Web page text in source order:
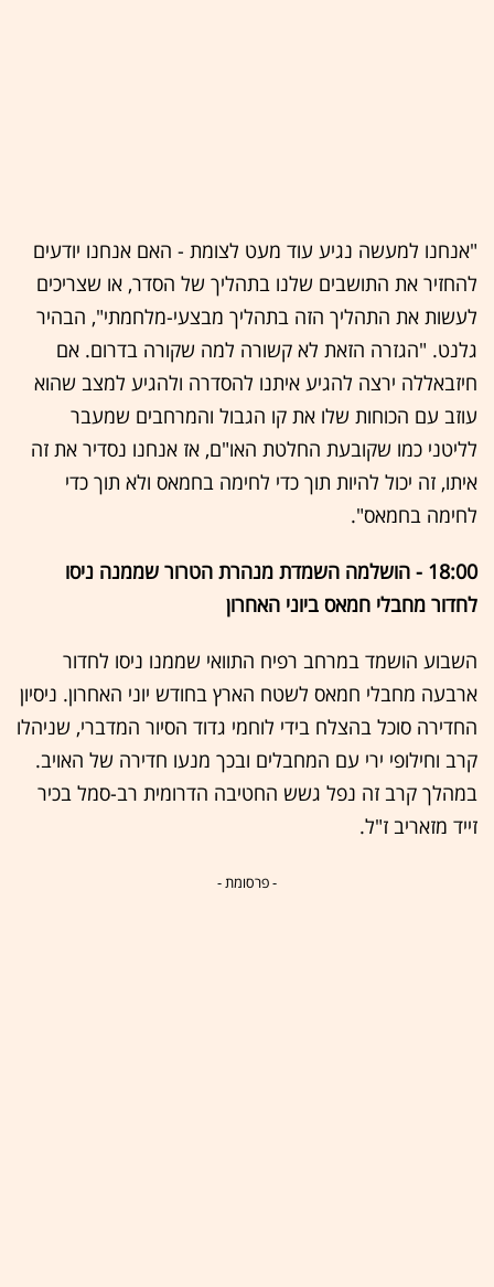
"אנחנו למעשה נגיע עוד מעט לצומת - האם אנחנו יודעים
להחזיר את התושבים שלנו בתהליך של הסדר, או שצריכים
לעשות את התהליך הזה בתהליך מבצעי-מלחמתי", הבהיר
גלנט. "הגזרה הזאת לא קשורה למה שקורה בדרום. אם
חיזבאללה ירצה להגיע איתנו להסדרה ולהגיע למצב שהוא
עוזב עם הכוחות שלו את קו הגבול והמרחבים שמעבר
לליטני כמו שקובעת החלטת האו"ם, אז אנחנו נסדיר את זה
איתו, זה יכול להיות תוך כדי לחימה בחמאס ולא תוך כדי
לחימה בחמאס".
18:00 - הושלמה השמדת מנהרת הטרור שממנה ניסו
לחדור מחבלי חמאס ביוני האחרון
השבוע הושמד במרחב רפיח התוואי שממנו ניסו לחדור
ארבעה מחבלי חמאס לשטח הארץ בחודש יוני האחרון. ניסיון
החדירה סוכל בהצלח בידי לוחמי גדוד הסיור המדברי, שניהלו
קרב וחילופי ירי עם המחבלים ובכך מנעו חדירה של האויב.
במהלך קרב זה נפל גשש החטיבה הדרומית רב-סמל בכיר
זייד מזאריב ז"ל.
- פרסומת -